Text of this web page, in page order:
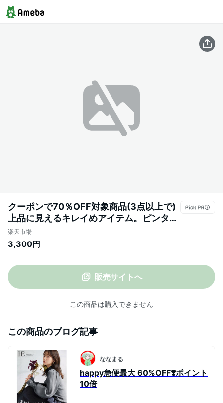
クーポンで70％OFF対象商品(3点以上で)
上品に見えるキレイめアイテム。ピンタッ
クプルオーバー/プルオーバー ピンタック
ボリューム袖 キーネック レディース トッ
ズ[メール便不可]sj
楽天市場
3,300円
販売サイトへ
この商品は購入できません
この商品のブログ記事
ななまる
happy急便最大 60%OFF❣️ポイント
10倍